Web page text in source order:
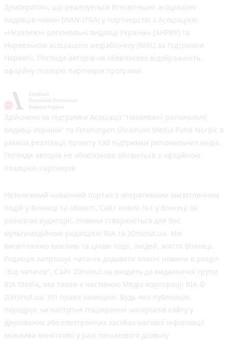
Демократія», що реалізується Всесвітньою асоціацією
видавців новин (WAN-IFRA) у партнерстві з Асоціацією
«Незалежні регіональні видавці України» (АНРВУ) та
Норвезькою асоціацією медіабізнесу (MBL) за підтримки
Норвегії. Погляди авторів не обов’язково відображають
офіційну позицію партнерів програми.
Здійснено за підтримки Асоціації “Незалежні регіональні
видавці України” та Foreningen Ukrainian Media Fund Nordic в
рамках реалізації проєкту Хаб підтримки регіональних медіа.
Погляди авторів не обов'язково збігаються з офіційною
позицією партнерів
Незалежний новинний портал з оперативним висвітленням
подій у Вінниці та області. Сайт новин №1 у Вінниці за
розміром аудиторії. Новини створюються для Вас
мультимедійною редакцією RIA та 20minut.ua. Ми
висвітлюємо важливі та цікаві події, людей, життя Вінниці.
Редакція запрошує читачів додавати власні новини в розділ
"Від читачів". Сайт 20minut.ua входить до видавничої групи
RIA Media, яка також є частиною Медіа корпорації RIA ©
20minut.ua. Усі права захищені. Будь-яка публiкацiя,
передрук чи наступне поширення матеріалів сайту у
друкованих або електронних засобах масової інформації
можлива винятково у разі письмового дозволу